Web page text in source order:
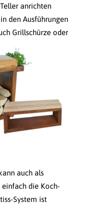
anrichten
den Ausführungen
Grillschürze oder
auch als
die Koch-
System ist